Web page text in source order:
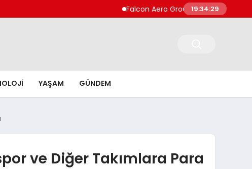
Falcon Aero Group, Küresel Havacılık
19:34:30
YAŞAM GÜNDEM
ve Diğer Takımlara Para